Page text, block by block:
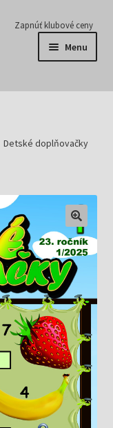
Preskočiť
navigáciu
Preskočiť
obsah
Zapnúť klubové ceny
Menu
Detské doplňovačky